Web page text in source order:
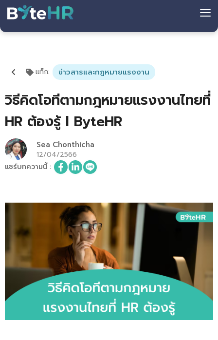
แท็ก: ข่าวสารและกฎหมายแรงงาน
วิธีคิดโอทีตามกฎหมายแรงงานไทยที่
HR ต้องรู้ l ByteHR
Sea Chonthicha
12/04/2566
แชร์บทความนี้: